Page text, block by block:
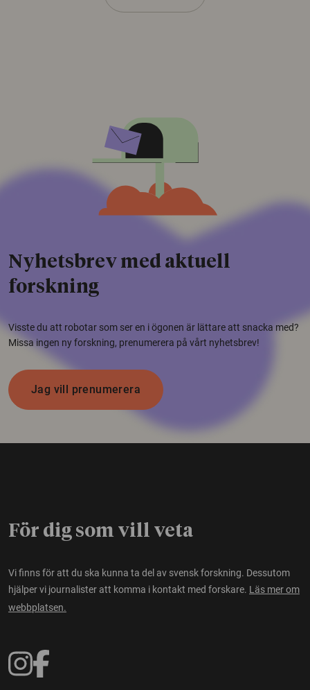
Nyhetsbrev med aktuell
forskning
Visste du att robotar som ser en i ögonen är lättare att snacka med?
Missa ingen ny forskning, prenumerera på vårt nyhetsbrev!
Jag vill prenumerera
För dig som vill veta
Vi finns för att du ska kunna ta del av svensk forskning. Dessutom
hjälper vi journalister att komma i kontakt med forskare. Läs mer om
webbplatsen.